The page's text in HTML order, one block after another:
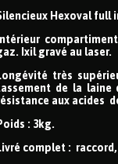
Hexoval full
Ixil gravé au laser.
très
de la laine
aux acides
: 3kg.
complet :